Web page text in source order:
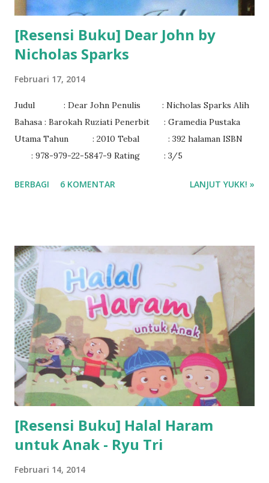
[Resensi Buku] Dear John by
Nicholas Sparks
Februari 17, 2014
Judul : Dear John Penulis : Nicholas Sparks Alih
Bahasa : Barokah Ruziati Penerbit : Gramedia Pustaka
Utama Tahun : 2010 Tebal : 392 halaman ISBN
: 978-979-22-5847-9 Rating : 3/5
BERBAGI 6 KOMENTAR LANJUT YUKK! »
[Resensi Buku] Halal Haram
untuk Anak - Ryu Tri
Februari 14, 2014